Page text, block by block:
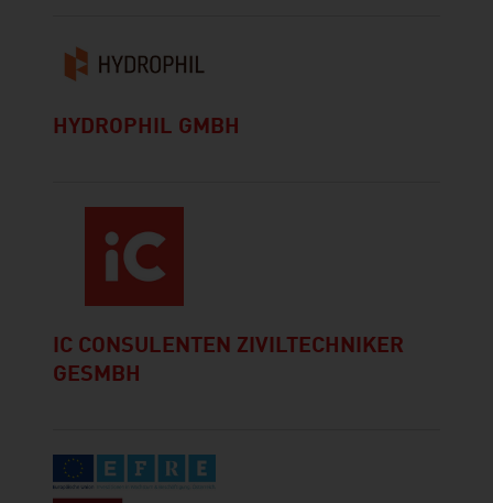
HYDROPHIL GMBH
IC CONSULENTEN ZIVILTECHNIKER
GESMBH